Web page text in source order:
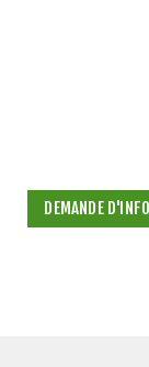
DEMANDE